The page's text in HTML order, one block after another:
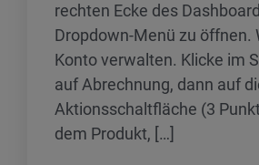
rechten Ecke des
Dropdown-Menü zu öffnen.
Konto verwalten. Klicke im
auf Abrechnung, dann auf
Aktionsschaltfläche (3
dem Produkt, […]